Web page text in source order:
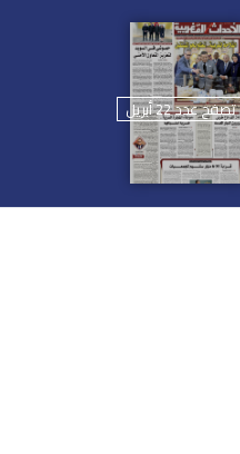
تصفح عدد 22 أبريل